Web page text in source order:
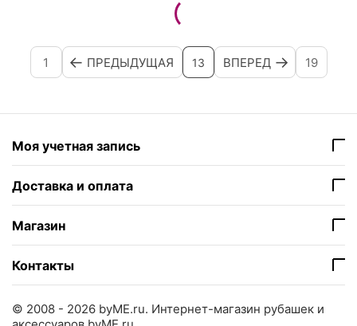
1 ПРЕДЫДУЩАЯ 13 ВПЕРЕД 19
Моя учетная запись
Доставка и оплата
Магазин
Контакты
© 2008 - 2026 byME.ru. Интернет-магазин рубашек и